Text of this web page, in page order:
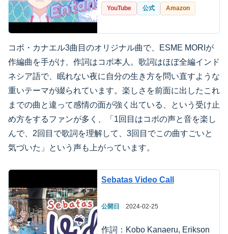
YouTube 公式 Amazon
コボ・カナエル3曲目のオリジナル曲で、ESME MORIが
作編曲を手がけ、作詞はコボ本人。歌詞はほぼ全編インド
ネシア語で、眠れない夜に自分の生き方を問い直すような
重いテーマが綴られています。楽しさを前面に出したこれ
までの曲と違って感情の面が強く出ている、という受け止
め方をするファンが多く、「1回目はコボの声と音を楽し
んで、2回目で歌詞を理解して、3回目でこの曲すごいと
気づいた」という声も上がっています。
Sebatas Video Call
公開日 2024-02-25
作詞：Kobo Kanaeru, Erikson